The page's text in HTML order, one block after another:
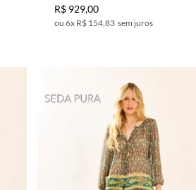
R$ 929,00
6x R$ 154,83 sem juros